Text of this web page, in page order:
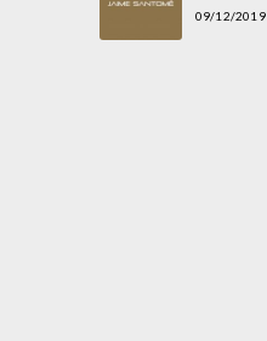
09/12/2019